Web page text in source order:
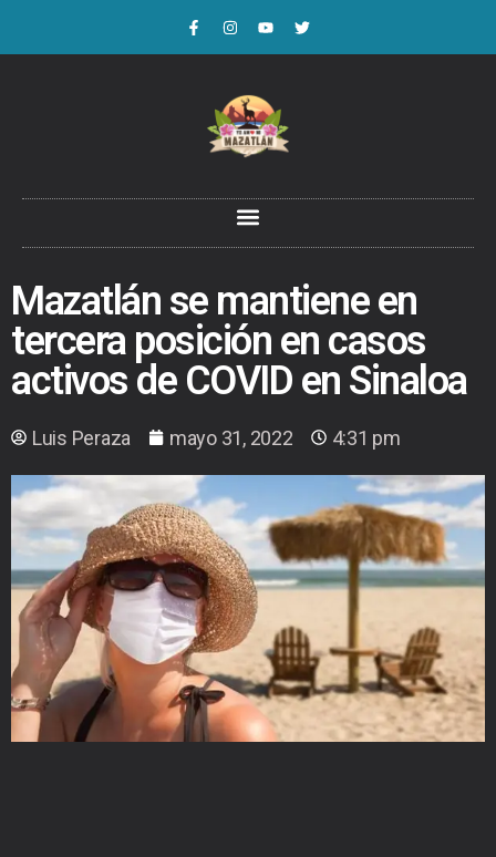
Mazatlán se mantiene en
tercera posición en casos
activos de COVID en Sinaloa
Luis Peraza mayo 31, 2022 4:31 pm